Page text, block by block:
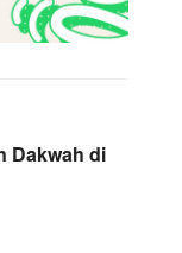
Dakwah di